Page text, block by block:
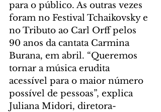
para o público. As outras vezes
foram no Festival Tchaikovsky e
no Tributo ao Carl Orff pelos
90 anos da cantata Carmina
Burana, em abril. “Queremos
tornar a música erudita
acessível para o maior número
possível de pessoas”, explica
Juliana Midori, diretora-